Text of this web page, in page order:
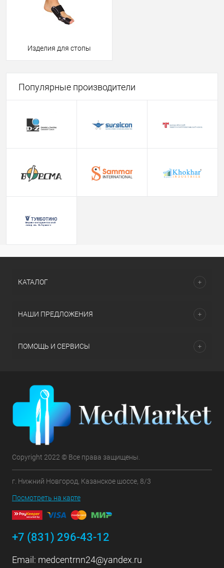
Изделия для стопы
Популярные производители
КАТАЛОГ
НАШИ ПРЕДЛОЖЕНИЯ
ПОМОЩЬ И СЕРВИСЫ
Copyright 2022 © Все права защищены.
г. Нижний Новгород, Казанское шоссе, 8/3
Посмотреть на карте
+7 (831) 296-43-12
Email: medcentrnn24@yandex.ru